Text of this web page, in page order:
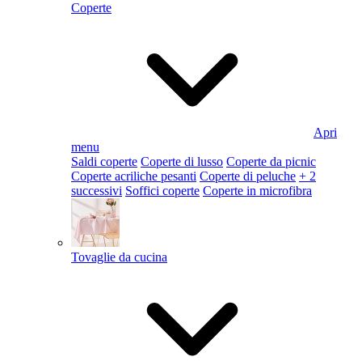
Coperte
Apri
menu
Saldi coperte Coperte di lusso Coperte da picnic
Coperte acriliche pesanti Coperte di peluche + 2
successivi Soffici coperte Coperte in microfibra
Tovaglie da cucina